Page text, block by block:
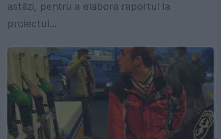
astăzi, pentru a elabora raportul la
proiectul...